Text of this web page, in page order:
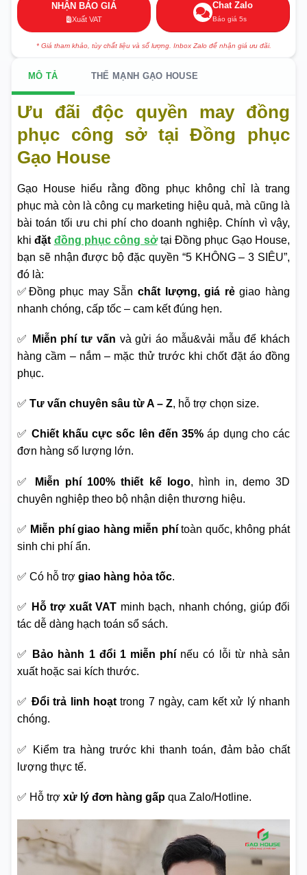
NHẬN BÁO GIÁ
Xuất VAT
Chat Zalo
Báo giá 5s
* Giá tham khảo, tùy chất liệu và số lượng. Inbox Zalo để nhận giá ưu đãi.
MÔ TẢ THẾ MẠNH GẠO HOUSE
Ưu đãi độc quyền may đồng
phục công sở tại Đồng phục
Gạo House
Gạo House hiểu rằng đồng phục không chỉ là trang
phục mà còn là công cụ marketing hiệu quả, mà cũng là
bài toán tối ưu chi phí cho doanh nghiệp. Chính vì vậy,
khi đặt đồng phục công sởtại Đồng phục Gạo House,
bạn sẽ nhận được bộ đặc quyền “5 KHÔNG – 3 SIÊU”,
đó là:
✅Đồng phục may Sẵn chất lượng, giá rẻgiao hàng
nhanh chóng, cấp tốc – cam kết đúng hẹn.
✅ Miễn phí tư vấn và gửi áo mẫu&vải mẫu để khách
hàng cầm – nắm – mặc thử trước khi chốt đặt áo đồng
phục.
✅ Tư vấn chuyên sâu từ A – Z, hỗ trợ chọn size.
✅ Chiết khấu cực sốc lên đến 35% áp dụng cho các
đơn hàng số lượng lớn.
✅ Miễn phí 100% thiết kế logo, hình in, demo 3D
chuyên nghiệp theo bộ nhận diện thương hiệu.
✅ Miễn phí giao hàng miễn phítoàn quốc, không phát
sinh chi phí ẩn.
✅ Có hỗ trợ giao hàng hỏa tốc.
✅ Hỗ trợ xuất VAT minh bạch, nhanh chóng, giúp đối
tác dễ dàng hạch toán sổ sách.
✅ Bảo hành 1 đổi 1 miễn phí nếu có lỗi từ nhà sản
xuất hoặc sai kích thước.
✅ Đổi trả linh hoạttrong 7 ngày, cam kết xử lý nhanh
chóng.
✅ Kiểm tra hàng trước khi thanh toán, đảm bảo chất
lượng thực tế.
✅ Hỗ trợ xử lý đơn hàng gấp qua Zalo/Hotline.